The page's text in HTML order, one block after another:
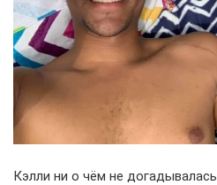
Кэлли ни о чём не догадывалась